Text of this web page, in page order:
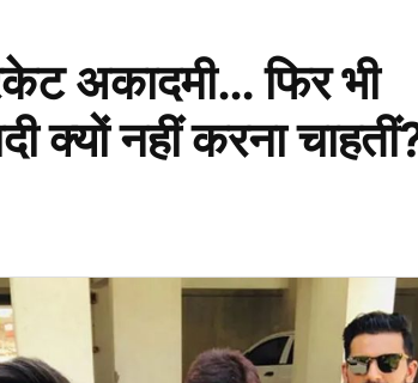
अकादमी… फिर भी
क्यों नहीं करना